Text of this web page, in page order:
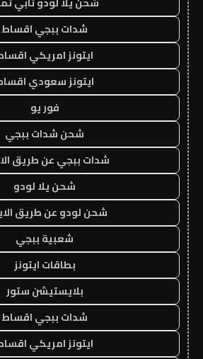
شدات ببجي اقساط
ايتونز امريكي
ايتونز سعودي
فور يو
شحن شدات ببجي
شدات ببجي عن طريق
شحن يلا لودو
شحن لودو عن طريق
شعبية ببجي
بطاقات ايتونز
بلايستيشن ستور
شدات ببجي اقساط
ايتونز امريكي